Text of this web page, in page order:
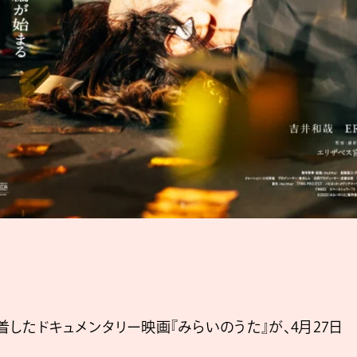
たドキュメンタリー映画『みらいのうた』が、4月27日